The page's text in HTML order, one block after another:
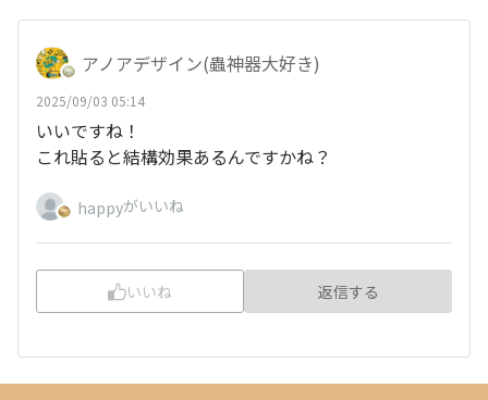
アノアデザイン(蟲神器大好き)
2025/09/03 05:14
いいですね！
これ貼ると結構効果あるんですかね？
happyがいいね
いいね 返信する